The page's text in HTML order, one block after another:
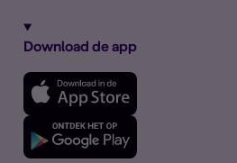
Download de app